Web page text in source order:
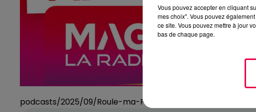
podcasts/2025/09/Roule-ma-Poule-11.mp3
Vous pouvez accepter en cliquant
mes choix". Vous pouvez
ce site. Vous pouvez mettre à jour
bas de chaque page.